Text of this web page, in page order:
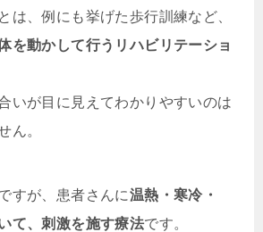
とは、例にも挙げた歩行訓練など、
を動かして行うリハビリテーショ
いが目に見えてわかりやすいのは
ん。
すが、患者さんに温熱・寒冷・
て、刺激を施す療法です。